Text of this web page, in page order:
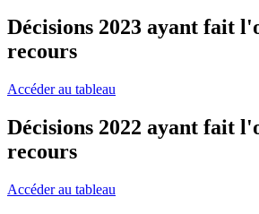
Décisions 2023 ayant fait
recours
Accéder au tableau
Décisions 2022 ayant fait
recours
Accéder au tableau